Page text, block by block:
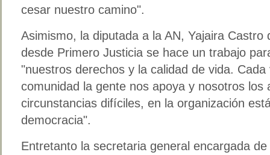
cesar nuestro camino".
Asimismo, la diputada a la AN, Yajaira Castro
desde Primero Justicia se hace un trabajo
"nuestros derechos y la calidad de vida.
comunidad la gente nos apoya y nosotros los
circunstancias difíciles, en la organización
democracia".
Entretanto la secretaria general encargada